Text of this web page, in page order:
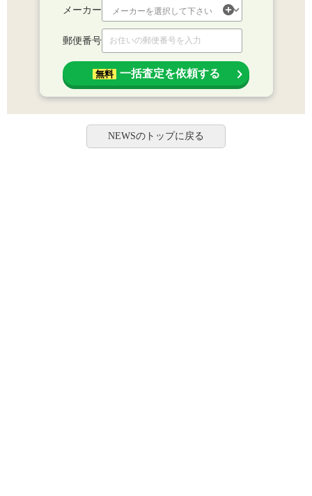
メーカー
郵便番号
無料 一括査定を依頼する
NEWSのトップに戻る